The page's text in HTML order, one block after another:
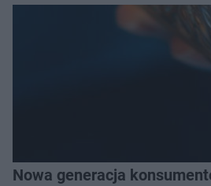
Nowa generacja